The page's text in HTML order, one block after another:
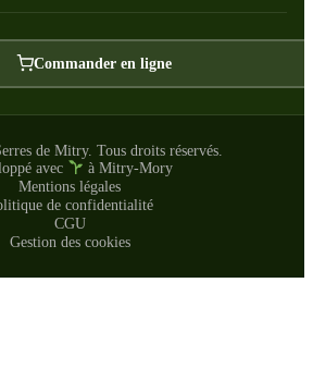
Commander en ligne
de Mitry. Tous droits réservés.
avec à Mitry-Mory
Mentions légales
de confidentialité
CGU
Gestion des cookies